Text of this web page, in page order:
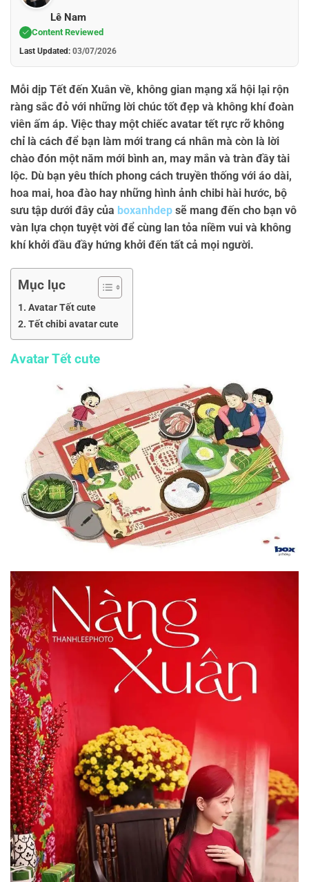
Lê Nam
Content Reviewed
Last Updated: 03/07/2026
Mỗi dịp Tết đến Xuân về, không gian mạng xã hội lại rộn
ràng sắc đỏ với những lời chúc tốt đẹp và không khí đoàn
viên ấm áp. Việc thay một chiếc avatar tết rực rỡ không
chỉ là cách để bạn làm mới trang cá nhân mà còn là lời
chào đón một năm mới bình an, may mắn và tràn đầy tài
lộc. Dù bạn yêu thích phong cách truyền thống với áo dài,
hoa mai, hoa đào hay những hình ảnh chibi hài hước, bộ
sưu tập dưới đây của boxanhdep sẽ mang đến cho bạn vô
vàn lựa chọn tuyệt vời để cùng lan tỏa niềm vui và không
khí khởi đầu đầy hứng khởi đến tất cả mọi người.
Mục lục
Avatar Tết cute
Tết chibi avatar cute
Avatar Tết cute